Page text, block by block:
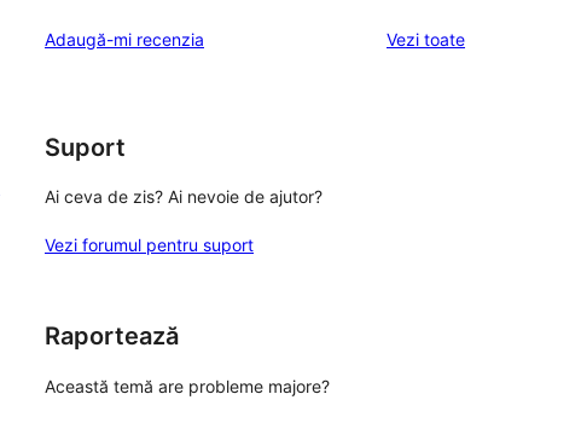
(stele)
recenzii
–
Adaugă-mi recenzia Vezi toaterecenziile
Suport
Ai ceva de zis? Ai nevoie de ajutor?
Vezi forumul pentru suport
Raportează
Această temă are probleme majore?